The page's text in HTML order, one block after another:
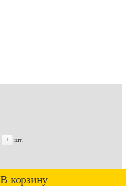
+ шт.
В корзину